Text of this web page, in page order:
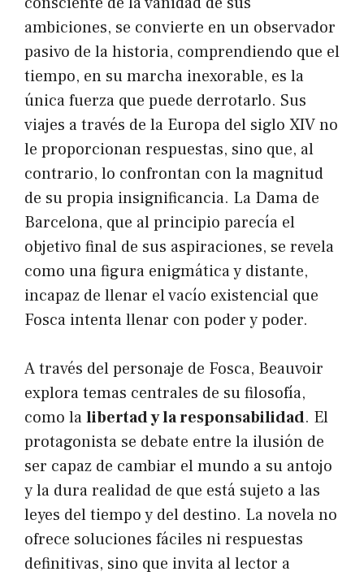
ambiciones, se convierte en un observador
pasivo de la historia, comprendiendo que el
tiempo, en su marcha inexorable, es la
única fuerza que puede derrotarlo. Sus
viajes a través de la Europa del siglo XIV no
le proporcionan respuestas, sino que, al
contrario, lo confrontan con la magnitud
de su propia insignificancia. La Dama de
Barcelona, que al principio parecía el
objetivo final de sus aspiraciones, se revela
como una figura enigmática y distante,
incapaz de llenar el vacío existencial que
Fosca intenta llenar con poder y poder.
A través del personaje de Fosca, Beauvoir
explora temas centrales de su filosofía,
como lalibertad y la responsabilidad. El
protagonista se debate entre la ilusión de
ser capaz de cambiar el mundo a su antojo
y la dura realidad de que está sujeto a las
leyes del tiempo y del destino. La novela no
ofrece soluciones fáciles ni respuestas
definitivas, sino que invita al lector a